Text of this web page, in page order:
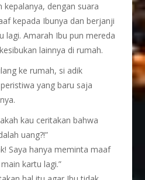
kepalanya, dengan suara
kepada Ibunya dan berjanji
lagi. Amarah Ibu pun mereda
lainnya di rumah.
ke rumah, si adik
yang baru saja
kau ceritakan bahwa
uang?!”
Saya hanya meminta maaf
kartu lagi.”